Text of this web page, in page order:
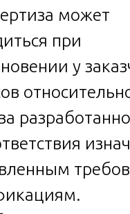
может
при
у